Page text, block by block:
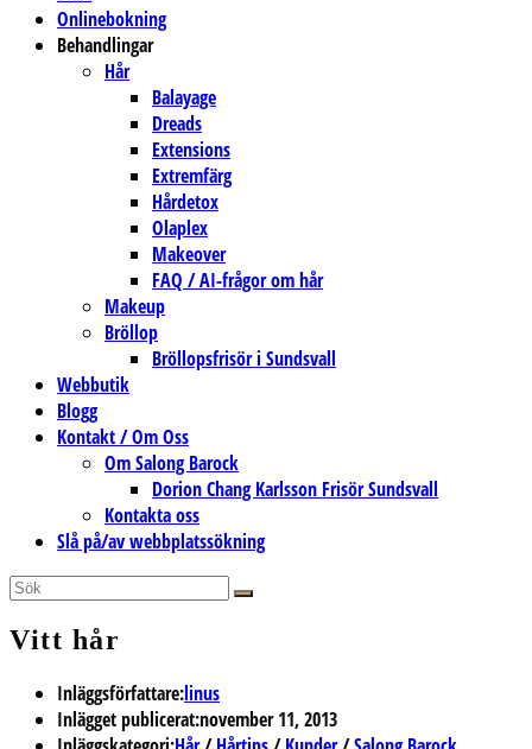
Onlinebokning
Behandlingar
Hår
Balayage
Dreads
Extensions
Extremfärg
Hårdetox
Olaplex
Makeover
FAQ / AI-frågor om hår
Makeup
Bröllop
Bröllopsfrisör i Sundsvall
Webbutik
Blogg
Kontakt / Om Oss
Om Salong Barock
Dorion Chang Karlsson Frisör Sundsvall
Kontakta oss
Slå på/av webbplatssökning
Vitt hår
Inläggsförfattare:linus
Inlägget publicerat:november 11, 2013